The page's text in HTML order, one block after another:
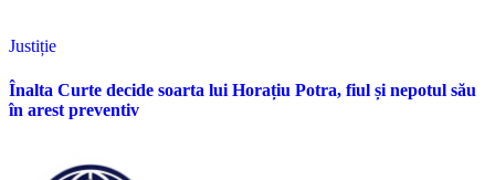
Justiție
Înalta Curte decide soarta lui Horațiu Potra, fiul și nepotul său
în arest preventiv